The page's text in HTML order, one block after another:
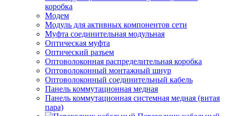
коробка
Модем
Модуль для активных компонентов сети
Муфта соединительная модульная
Оптическая муфта
Оптический разъем
Оптоволоконная распределительная коробка
Оптоволоконный монтажный шнур
Оптоволоконный соединительный кабель
Панель коммутационная медная
Панель коммутационная системная медная (витая
пара)